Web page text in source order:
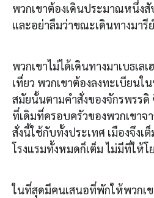
พวกเขาต้องเดินประมาณหนึ่ง
และอย่าลืมว่าขณะเดินทางมารี
พวกเขาไม่ได้เดินทางมาเบธเ
เที่ยว พวกเขาต้องลงทะเบียนใ
สมัยนั้นตามคำสั่งของจักรพรรดิ
ที่เดิมที่ครอบครัวของพวกเขาจ
สั่งนี้ใช้กับทั้งประเทศ เมืองจึงเ
โรงแรมทั้งหมดก็เต็ม ไม่มีที่ให้
ในที่สุดมีคนเสนอที่พักให้พวกเ